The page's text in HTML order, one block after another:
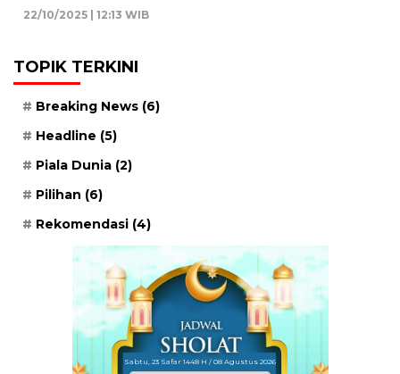
22/10/2025 | 12:13 WIB
TOPIK TERKINI
Breaking News (6)
Headline (5)
Piala Dunia (2)
Pilihan (6)
Rekomendasi (4)
Sabtu, 23 Safar 1448 H / 08 Agustus 2026